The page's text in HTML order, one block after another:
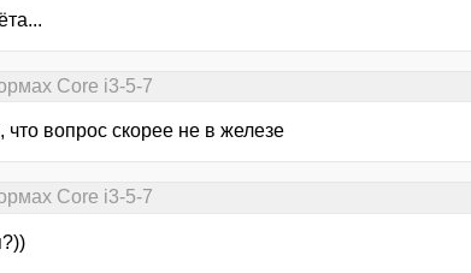
Core i3-5-7
вопрос скорее не в железе
Core i3-5-7